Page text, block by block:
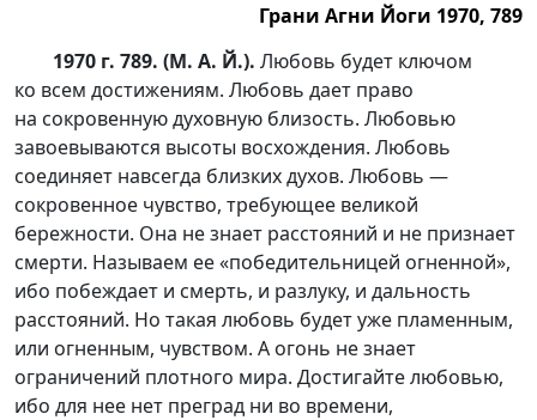
Грани Агни Йоги 1970, 789
1970 г. 789. (М. А. Й.). Любовь будет ключом
ко всем достижениям. Любовь дает право
на сокровенную духовную близость. Любовью
завоевываются высоты восхождения. Любовь
соединяет навсегда близких духов. Любовь —
сокровенное чувство, требующее великой
бережности. Она не знает расстояний и не признает
смерти. Называем ее «победительницей огненной»,
ибо побеждает и смерть, и разлуку, и дальность
расстояний. Но такая любовь будет уже пламенным,
или огненным, чувством. А огонь не знает
ограничений плотного мира. Достигайте любовью,
ибо для нее нет преград ни во времени,